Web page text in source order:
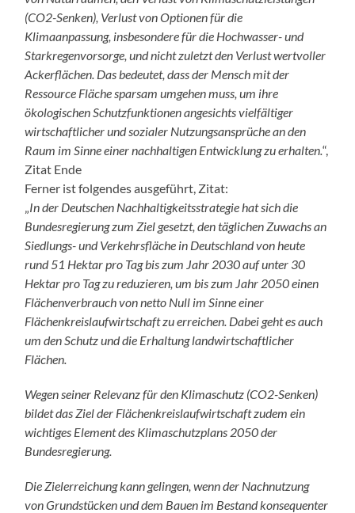
(CO2-Senken), Verlust von Optionen für die
Klimaanpassung, insbesondere für die Hochwasser- und
Starkregenvorsorge, und nicht zuletzt den Verlust wertvoller
Ackerflächen. Das bedeutet, dass der Mensch mit der
Ressource Fläche sparsam umgehen muss, um ihre
ökologischen Schutzfunktionen angesichts vielfältiger
wirtschaftlicher und sozialer Nutzungsansprüche an den
Raum im Sinne einer nachhaltigen Entwicklung zu erhalten.“,
Zitat Ende
Ferner ist folgendes ausgeführt, Zitat:
In der Deutschen Nachhaltigkeitsstrategie hat sich die
Bundesregierung zum Ziel gesetzt, den täglichen Zuwachs an
Siedlungs- und Verkehrsfläche in Deutschland von heute
rund 51 Hektar pro Tag bis zum Jahr 2030 auf unter 30
Hektar pro Tag zu reduzieren, um bis zum Jahr 2050 einen
Flächenverbrauch von netto Null im Sinne einer
Flächenkreislaufwirtschaft zu erreichen. Dabei geht es auch
um den Schutz und die Erhaltung landwirtschaftlicher
Flächen.
Wegen seiner Relevanz für den Klimaschutz (CO2-Senken)
bildet das Ziel der Flächenkreislaufwirtschaft zudem ein
wichtiges Element des Klimaschutzplans 2050 der
Bundesregierung.
Die Zielerreichung kann gelingen, wenn der Nachnutzung
von Grundstücken und dem Bauen im Bestand konsequenter